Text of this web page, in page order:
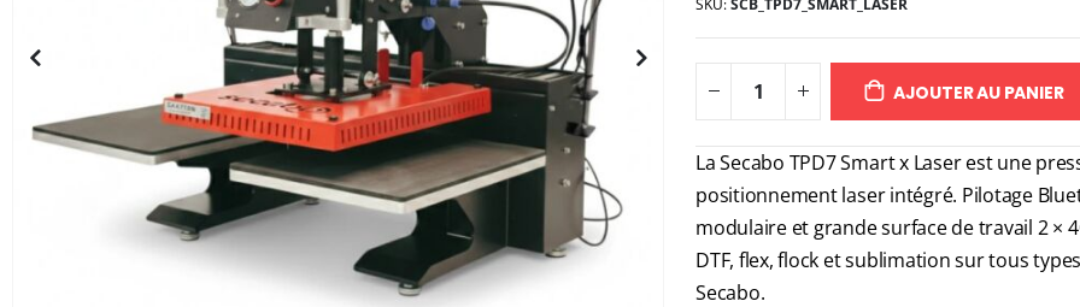
AJOUTER AU PANIER
La Secabo TPD7 Smart x Laser est une
positionnement laser intégré. Pilotage
modulaire et grande surface de travail 2 ×
DTF, flex, flock et sublimation sur tous
Secabo.